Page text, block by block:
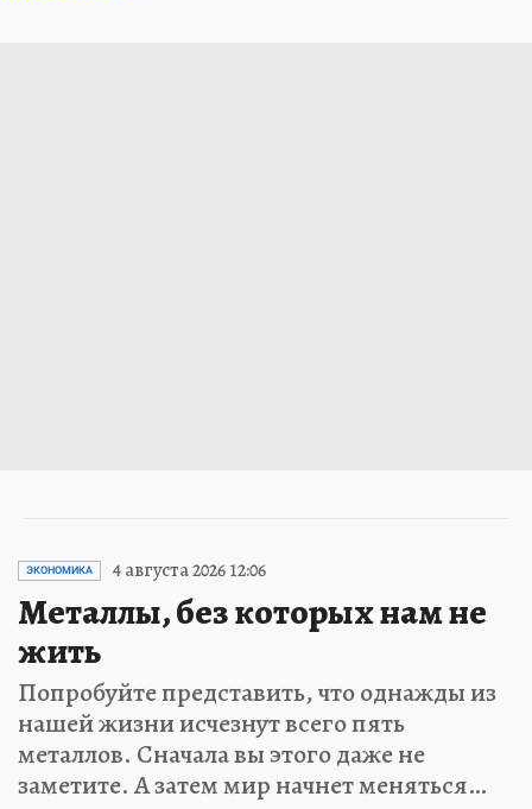
ЭКОНОМИКА 4 августа 2026 12:06
Металлы, без которых нам не
жить
Попробуйте представить, что однажды из
нашей жизни исчезнут всего пять
металлов. Сначала вы этого даже не
заметите. А затем мир начнет меняться…